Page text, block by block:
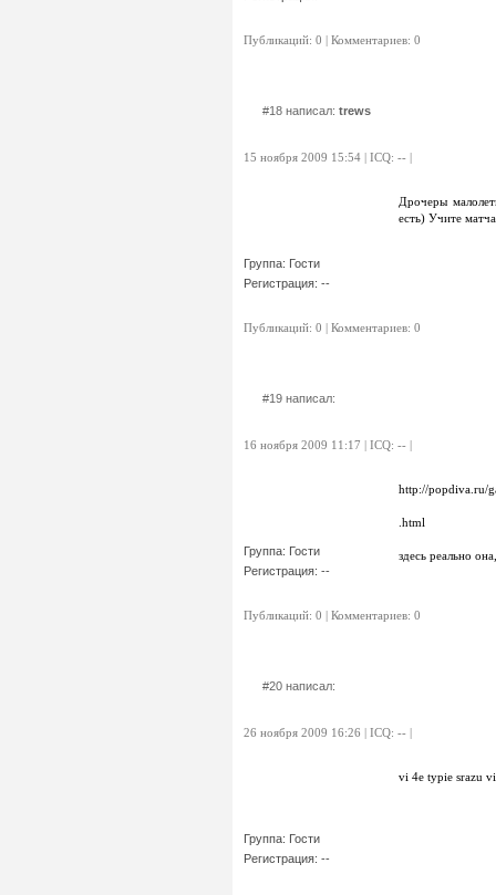
Публикаций: 0 | Комментариев: 0
#18 написал: trews
15 ноября 2009 15:54 | ICQ: -- |
Группа: Гости
Регистрация: --
Дрочеры
есть) Учите
Публикаций: 0 | Комментариев: 0
#19 написал:
16 ноября 2009 11:17 | ICQ: -- |
Группа: Гости
Регистрация: --
http://popdiva.ru/
.html
здесь реально
Публикаций: 0 | Комментариев: 0
#20 написал:
26 ноября 2009 16:26 | ICQ: -- |
Группа: Гости
Регистрация: --
vi 4e typie srazu